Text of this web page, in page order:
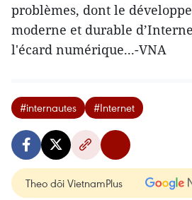
problèmes, dont le
moderne et durable
l'écard numérique...-VNA
#internautes #Internet
Theo dõi VietnamPlus